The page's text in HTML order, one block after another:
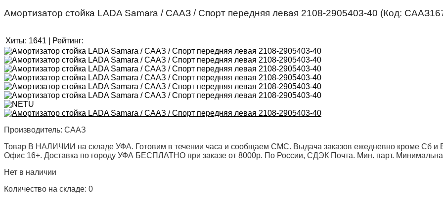
Амортизатор стойка LADA Samara / СААЗ / Спорт передняя левая 2108-2905403-40 (Код:
Хиты: 1641 Рейтинг:
Производитель: СААЗ
Товар В НАЛИЧИИ на складе УФА. Готовим в течении часа и сообщаем СМС. Выдача заказов ежедневно кроме Сб и
Офис 16+. Доставка по городу УФА БЕСПЛАТНО при заказе от 8000р. По России, СДЭК Почта. Мин. парт.
Нет в наличии
Количество на складе: 0